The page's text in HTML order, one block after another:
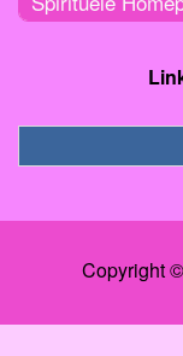
Copyright